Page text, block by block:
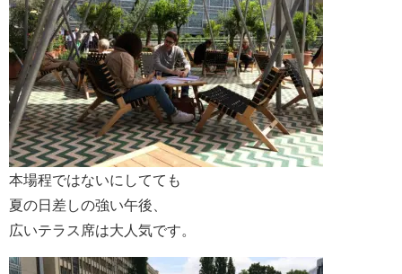
本場程ではないにしてても
夏の日差しの強い午後、
広いテラス席は大人気です。